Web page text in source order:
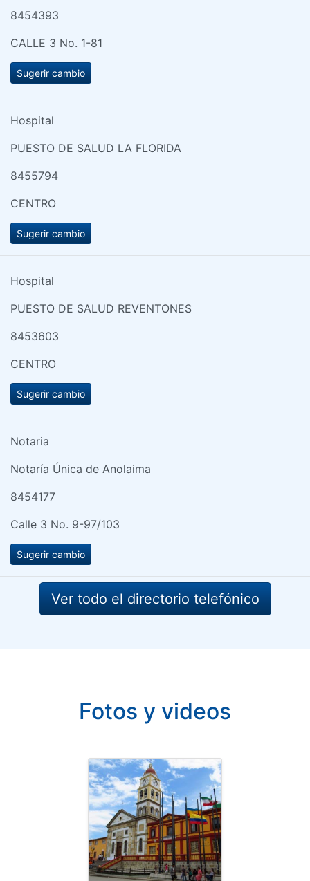
8454393
CALLE 3 No. 1-81
Sugerir cambio
Hospital
PUESTO DE SALUD LA FLORIDA
8455794
CENTRO
Sugerir cambio
Hospital
PUESTO DE SALUD REVENTONES
8453603
CENTRO
Sugerir cambio
Notaria
Notaría Única de Anolaima
8454177
Calle 3 No. 9-97/103
Sugerir cambio
Ver todo el directorio telefónico
Fotos y videos